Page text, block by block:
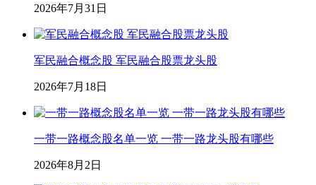
2026年7月31日
军民融合概念股 军民融合股票龙头股
2026年7月18日
一带一路概念股名单一览 一带一路龙头股有哪些
2026年8月2日